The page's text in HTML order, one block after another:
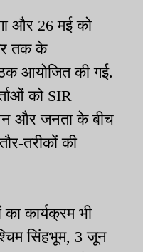
और 26 मई को
तक के
आयोजित की गई.
को SIR
और जनता के बीच
तरीकों की
कार्यक्रम भी
सिंहभूम, 3 जून